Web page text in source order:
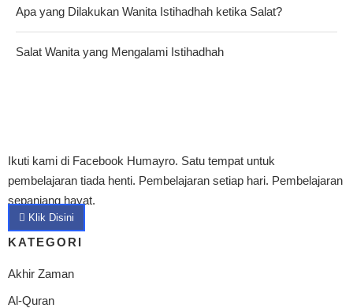
Apa yang Dilakukan Wanita Istihadhah ketika Salat?
Salat Wanita yang Mengalami Istihadhah
Ikuti kami di Facebook Humayro. Satu tempat untuk
pembelajaran tiada henti. Pembelajaran setiap hari. Pembelajaran
sepanjang hayat.
Klik Disini
KATEGORI
Akhir Zaman
Al-Quran